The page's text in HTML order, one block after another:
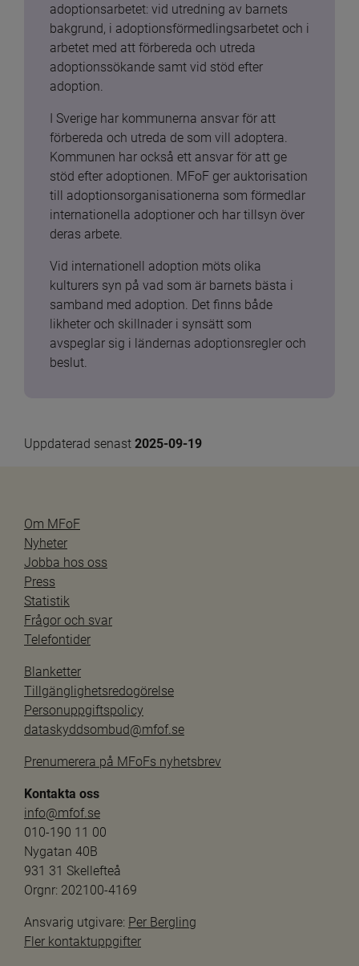
adoptionsarbetet: vid utredning av barnets
bakgrund, i adoptionsförmedlingsarbetet och i
arbetet med att förbereda och utreda
adoptionssökande samt vid stöd efter
adoption.
I Sverige har kommunerna ansvar för att
förbereda och utreda de som vill adoptera.
Kommunen har också ett ansvar för att ge
stöd efter adoptionen. MFoF ger auktorisation
till adoptionsorganisationerna som förmedlar
internationella adoptioner och har tillsyn över
deras arbete.
Vid internationell adoption möts olika
kulturers syn på vad som är barnets bästa i
samband med adoption. Det finns både
likheter och skillnader i synsätt som
avspeglar sig i ländernas adoptionsregler och
beslut.
Uppdaterad senast 2025-09-19
Om MFoF
Nyheter
Jobba hos oss
Press
Statistik
Frågor och svar
Telefontider
Blanketter
Tillgänglighetsredogörelse
Personuppgiftspolicy
dataskyddsombud@mfof.se
Prenumerera på MFoFs nyhetsbrev
Kontakta oss
info@mfof.se
010-190 11 00
Nygatan 40B
931 31 Skellefteå
Orgnr: 202100-4169
Ansvarig utgivare: Per Bergling
Fler kontaktuppgifter